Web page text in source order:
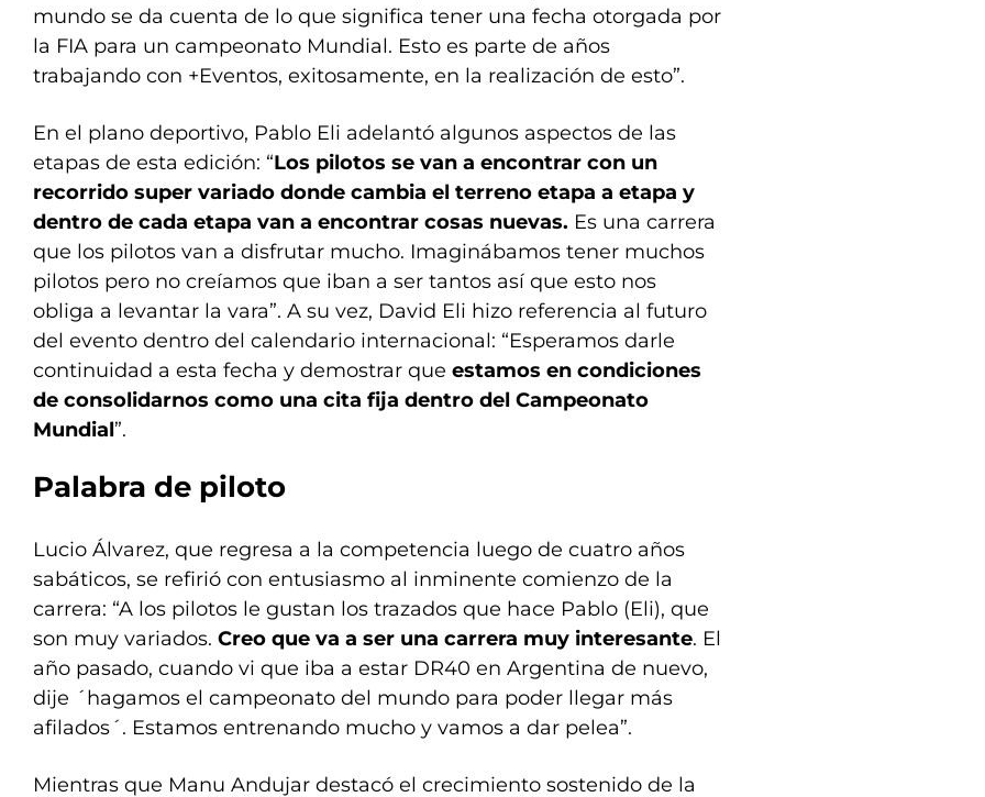
mundo se da cuenta de lo que significa tener una fecha otorgada por
la FIA para un campeonato Mundial. Esto es parte de años
trabajando con +Eventos, exitosamente, en la realización de esto”.
En el plano deportivo, Pablo Eli adelantó algunos aspectos de las
etapas de esta edición: “Los pilotos se van a encontrar con un
recorrido super variado donde cambia el terreno etapa a etapa y
dentro de cada etapa van a encontrar cosas nuevas. Es una carrera
que los pilotos van a disfrutar mucho. Imaginábamos tener muchos
pilotos pero no creíamos que iban a ser tantos así que esto nos
obliga a levantar la vara”. A su vez, David Eli hizo referencia al futuro
del evento dentro del calendario internacional: “Esperamos darle
continuidad a esta fecha y demostrar que estamos en condiciones
de consolidarnos como una cita fija dentro del Campeonato
Mundial”.
Palabra de piloto
Lucio Álvarez, que regresa a la competencia luego de cuatro años
sabáticos, se refirió con entusiasmo al inminente comienzo de la
carrera: “A los pilotos le gustan los trazados que hace Pablo (Eli), que
son muy variados. Creo que va a ser una carrera muy interesante. El
año pasado, cuando vi que iba a estar DR40 en Argentina de nuevo,
dije ´hagamos el campeonato del mundo para poder llegar más
afilados´. Estamos entrenando mucho y vamos a dar pelea”.
Mientras que Manu Andujar destacó el crecimiento sostenido de la